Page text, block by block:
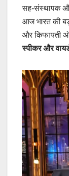
सह-संस्थापक
आज भारत की
और किफायती
स्पीकर और